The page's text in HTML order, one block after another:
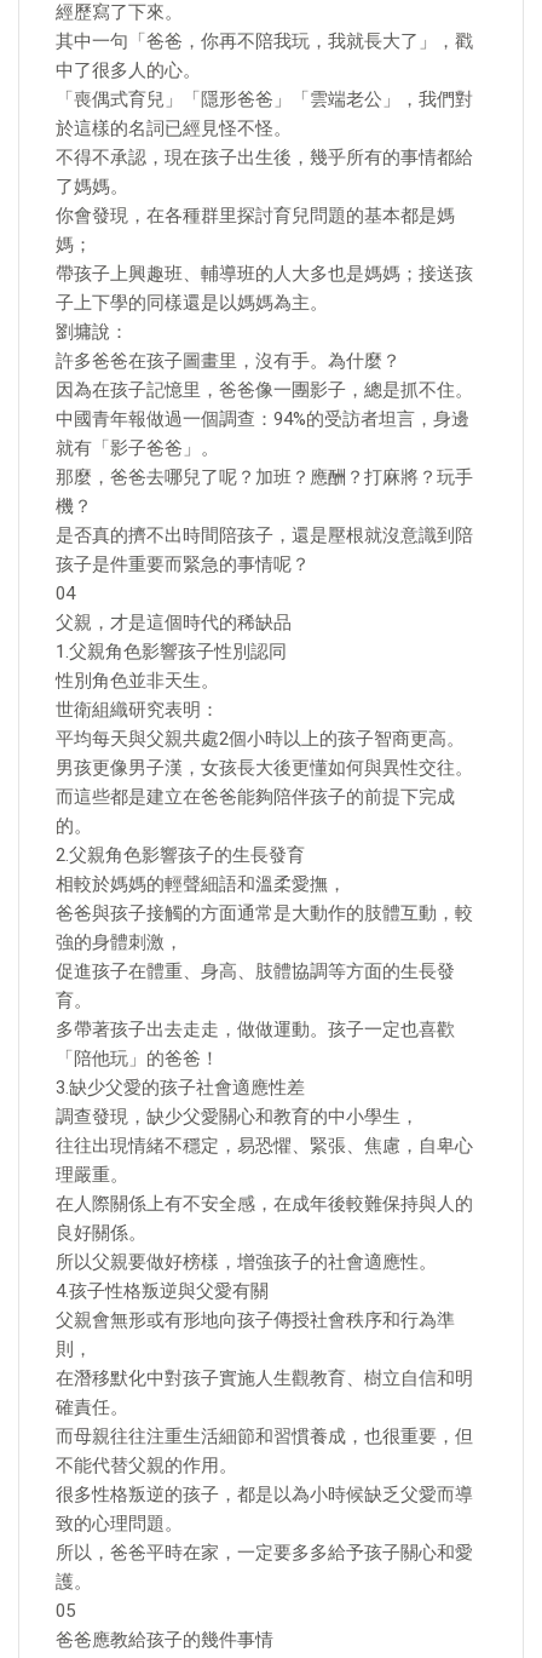
經歷寫了下來。
其中一句「爸爸，你再不陪我玩，我就長大了」，戳
中了很多人的心。
「喪偶式育兒」「隱形爸爸」「雲端老公」，我們對
於這樣的名詞已經見怪不怪。
不得不承認，現在孩子出生後，幾乎所有的事情都給
了媽媽。
你會發現，在各種群里探討育兒問題的基本都是媽
媽；
帶孩子上興趣班、輔導班的人大多也是媽媽；接送孩
子上下學的同樣還是以媽媽為主。
劉墉說：
許多爸爸在孩子圖畫里，沒有手。為什麼？
因為在孩子記憶里，爸爸像一團影子，總是抓不住。
中國青年報做過一個調查：94%的受訪者坦言，身邊
就有「影子爸爸」。
那麼，爸爸去哪兒了呢？加班？應酬？打麻將？玩手
機？
是否真的擠不出時間陪孩子，還是壓根就沒意識到陪
孩子是件重要而緊急的事情呢？
04
父親，才是這個時代的稀缺品
1.父親角色影響孩子性別認同
性別角色並非天生。
世衛組織研究表明：
平均每天與父親共處2個小時以上的孩子智商更高。
男孩更像男子漢，女孩長大後更懂如何與異性交往。
而這些都是建立在爸爸能夠陪伴孩子的前提下完成
的。
2.父親角色影響孩子的生長發育
相較於媽媽的輕聲細語和溫柔愛撫，
爸爸與孩子接觸的方面通常是大動作的肢體互動，較
強的身體刺激，
促進孩子在體重、身高、肢體協調等方面的生長發
育。
多帶著孩子出去走走，做做運動。孩子一定也喜歡
「陪他玩」的爸爸！
3.缺少父愛的孩子社會適應性差
調查發現，缺少父愛關心和教育的中小學生，
往往出現情緒不穩定，易恐懼、緊張、焦慮，自卑心
理嚴重。
在人際關係上有不安全感，在成年後較難保持與人的
良好關係。
所以父親要做好榜樣，增強孩子的社會適應性。
4.孩子性格叛逆與父愛有關
父親會無形或有形地向孩子傳授社會秩序和行為準
則，
在潛移默化中對孩子實施人生觀教育、樹立自信和明
確責任。
而母親往往注重生活細節和習慣養成，也很重要，但
不能代替父親的作用。
很多性格叛逆的孩子，都是以為小時候缺乏父愛而導
致的心理問題。
所以，爸爸平時在家，一定要多多給予孩子關心和愛
護。
05
爸爸應教給孩子的幾件事情